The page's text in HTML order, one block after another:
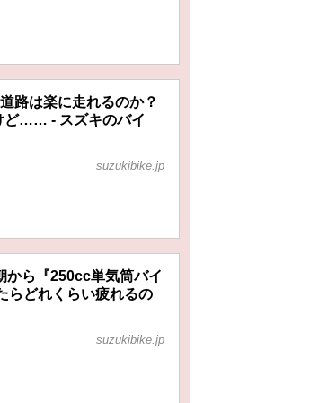
路は楽に走れるのか？
ど…… - スズキのバイ
suzukibike.jp
から『250cc単気筒バイ
らどれくらい疲れるの
suzukibike.jp